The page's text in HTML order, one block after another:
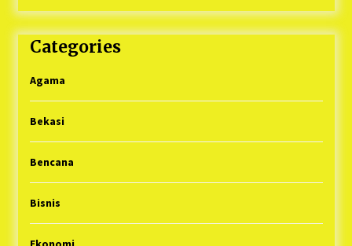
Categories
Agama
Bekasi
Bencana
Bisnis